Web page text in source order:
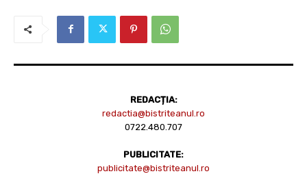
REDACȚIA:
redactia@bistriteanul.ro
0722.480.707
PUBLICITATE:
publicitate@bistriteanul.ro